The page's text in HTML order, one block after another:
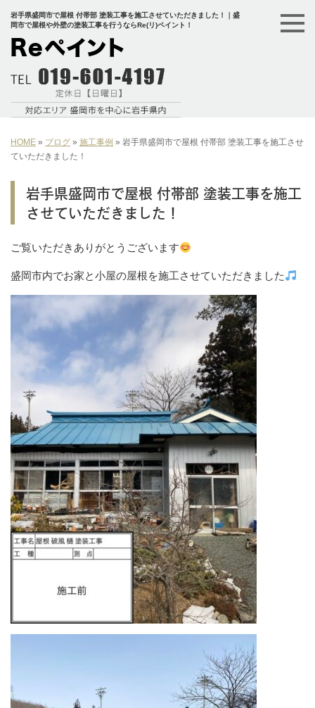
岩手県盛岡市で屋根 付帯部 塗装工事を施工させていただきました！｜盛
岡市で屋根や外壁の塗装工事を行うならRe(リ)ペイント！
HOME » ブログ » 施工事例 » 岩手県盛岡市で屋根 付帯部 塗装工事を施工させ
ていただきました！
岩手県盛岡市で屋根 付帯部 塗装工事を施工
させていただきました！
ご覧いただきありがとうございます
盛岡市内でお家と小屋の屋根を施工させていただきました